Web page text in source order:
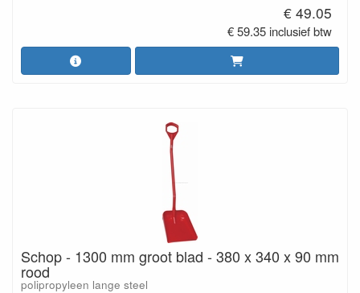
€ 49.05
€ 59.35 inclusief btw
Schop - 1300 mm groot blad - 380 x 340 x 90 mm
rood
polipropyleen lange steel